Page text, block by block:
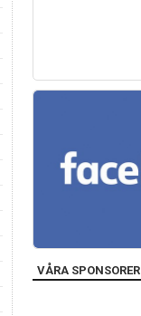
VÅRA SPONSORER